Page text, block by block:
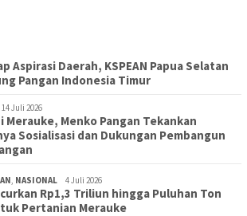
Aspirasi Daerah, KSPEAN Papua Selatan
Pangan Indonesia Timur
14 Juli 2026
Merauke, Menko Pangan Tekankan
Sosialisasi dan Dukungan Pembangun
, NASIONAL 4 Juli 2026
Rp1,3 Triliun hingga Puluhan Ton
Pertanian Merauke